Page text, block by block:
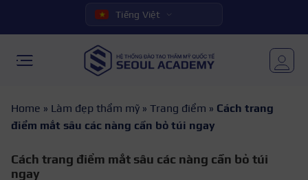
Tiếng Việt
Home » Làm đẹp thẩm mỹ » Trang điểm » Cách trang
điểm mắt sâu các nàng cần bỏ túi ngay
Cách trang điểm mắt sâu các nàng cần bỏ túi
ngay